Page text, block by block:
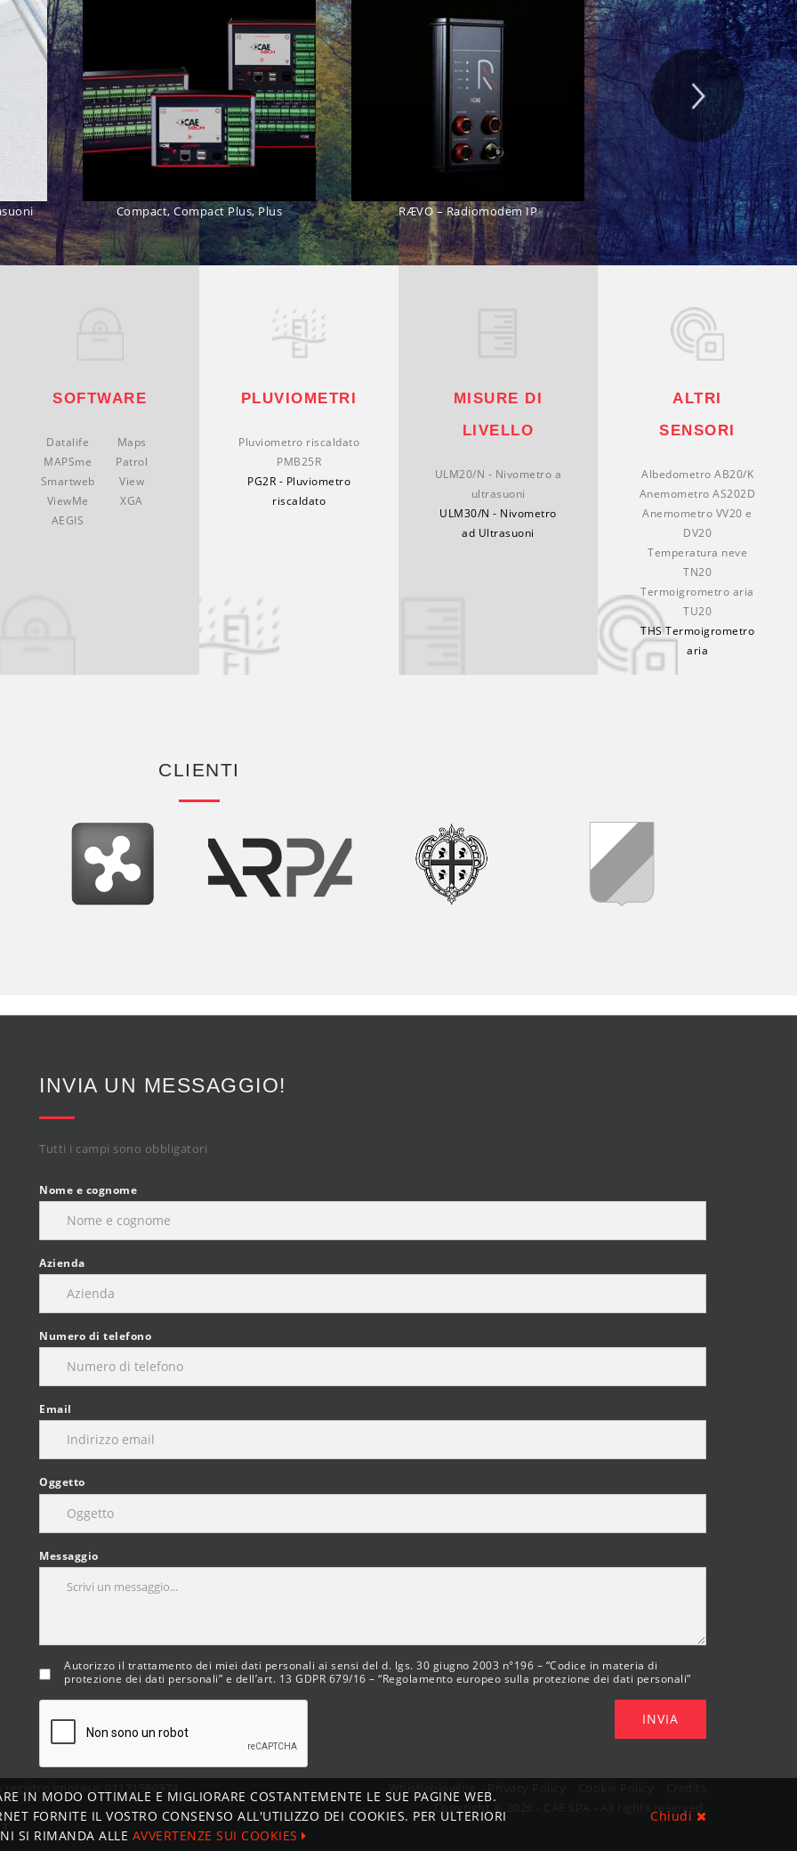
Compact, Compact Plus, Plus RÆVO – Radiomodem IP ACTI-Link
SOFTWARE
Datalife
Maps
MAPSme
Patrol
Smartweb
View
ViewMe
XGA
AEGIS
PLUVIOMETRI
Pluviometro riscaldato
PMB25R
PG2R - Pluviometro
riscaldato
MISURE DI
LIVELLO
ULM20/N - Nivometro a
ultrasuoni
ULM30/N - Nivometro
ad Ultrasuoni
ALTRI
SENSORI
Albedometro AB20/K
Anemometro AS202D
Anemometro VV20 e
DV20
Temperatura neve
TN20
Termoigrometro aria
TU20
THS Termoigrometro
aria
CLIENTI
INVIA UN MESSAGGIO!
Tutti i campi sono obbligatori
Nome e cognome
Azienda
Numero di telefono
Email
Oggetto
Messaggio
Autorizzo il trattamento dei miei dati personali ai sensi del d. lgs. 30 giugno 2003 n°196 – “Codice in materia di
protezione dei dati personali” e dell’art. 13 GDPR 679/16 – “Regolamento europeo sulla protezione dei dati personali”
INVIA
Copyright © 2026 - CAE SPA - All rights reserved.
IN MODO OTTIMALE E MIGLIORARE COSTANTEMENTE LE SUE PAGINE WEB.
FORNITE IL VOSTRO CONSENSO ALL'UTILIZZO DEI COOKIES. PER ULTERIORI
SI RIMANDA ALLE AVVERTENZE SUI COOKIES
Chiudi